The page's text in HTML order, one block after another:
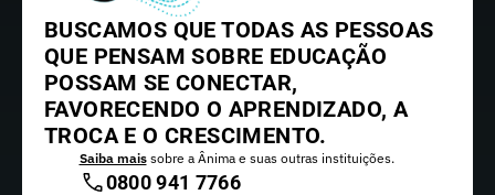
BUSCAMOS QUE TODAS AS PESSOAS
QUE PENSAM SOBRE EDUCAÇÃO
POSSAM SE CONECTAR,
FAVORECENDO O APRENDIZADO, A
TROCA E O CRESCIMENTO.
Saiba maissobre a Ânima e suas outras instituições.
0800 941 7766